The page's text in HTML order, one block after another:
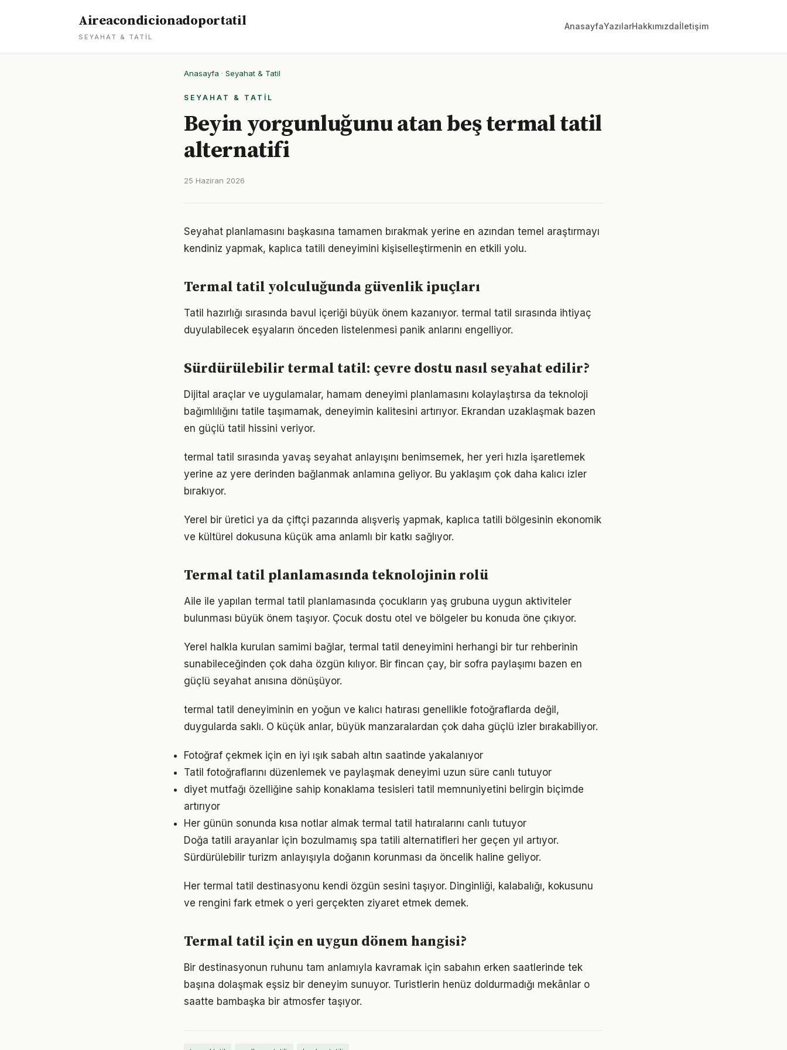
Aireacondicionadoportatil
SEYAHAT & TATIL
AnasayfaYazılarHakkımızdaİletişim
Anasayfa · Seyahat & Tatil
SEYAHAT & TATIL
Beyin yorgunluğunu atan beş termal tatil
alternatifi
25 Haziran 2026
Seyahat planlamasını başkasına tamamen bırakmak yerine en azından temel araştırmayı
kendiniz yapmak, kaplıca tatili deneyimini kişiselleştirmenin en etkili yolu.
Termal tatil yolculuğunda güvenlik ipuçları
Tatil hazırlığı sırasında bavul içeriği büyük önem kazanıyor. termal tatil sırasında ihtiyaç
duyulabilecek eşyaların önceden listelenmesi panik anlarını engelliyor.
Sürdürülebilir termal tatil: çevre dostu nasıl seyahat edilir?
Dijital araçlar ve uygulamalar, hamam deneyimi planlamasını kolaylaştırsa da teknoloji
bağımlılığını tatile taşımamak, deneyimin kalitesini artırıyor. Ekrandan uzaklaşmak bazen
en güçlü tatil hissini veriyor.
termal tatil sırasında yavaş seyahat anlayışını benimsemek, her yeri hızla işaretlemek
yerine az yere derinden bağlanmak anlamına geliyor. Bu yaklaşım çok daha kalıcı izler
bırakıyor.
Yerel bir üretici ya da çiftçi pazarında alışveriş yapmak, kaplıca tatili bölgesinin ekonomik
ve kültürel dokusuna küçük ama anlamlı bir katkı sağlıyor.
Termal tatil planlamasında teknolojinin rolü
Aile ile yapılan termal tatil planlamasında çocukların yaş grubuna uygun aktiviteler
bulunması büyük önem taşıyor. Çocuk dostu otel ve bölgeler bu konuda öne çıkıyor.
Yerel halkla kurulan samimi bağlar, termal tatil deneyimini herhangi bir tur rehberinin
sunabileceğinden çok daha özgün kılıyor. Bir fincan çay, bir sofra paylaşımı bazen en
güçlü seyahat anısına dönüşüyor.
termal tatil deneyiminin en yoğun ve kalıcı hatırası genellikle fotoğraflarda değil,
duygularda saklı. O küçük anlar, büyük manzaralardan çok daha güçlü izler bırakabiliyor.
Fotoğraf çekmek için en iyi ışık sabah altın saatinde yakalanıyor
Tatil fotoğraflarını düzenlemek ve paylaşmak deneyimi uzun süre canlı tutuyor
diyet mutfağı özelliğine sahip konaklama tesisleri tatil memnuniyetini belirgin biçimde
artırıyor
Her günün sonunda kısa notlar almak termal tatil hatıralarını canlı tutuyor
Doğa tatili arayanlar için bozulmamış spa tatili alternatifleri her geçen yıl artıyor.
Sürdürülebilir turizm anlayışıyla doğanın korunması da öncelik haline geliyor.
Her termal tatil destinasyonu kendi özgün sesini taşıyor. Dinginliği, kalabalığı, kokusunu
ve rengini fark etmek o yeri gerçekten ziyaret etmek demek.
Termal tatil için en uygun dönem hangisi?
Bir destinasyonun ruhunu tam anlamıyla kavramak için sabahın erken saatlerinde tek
başına dolaşmak eşsiz bir deneyim sunuyor. Turistlerin henüz doldurmadığı mekânlar o
saatte bambaşka bir atmosfer taşıyor.